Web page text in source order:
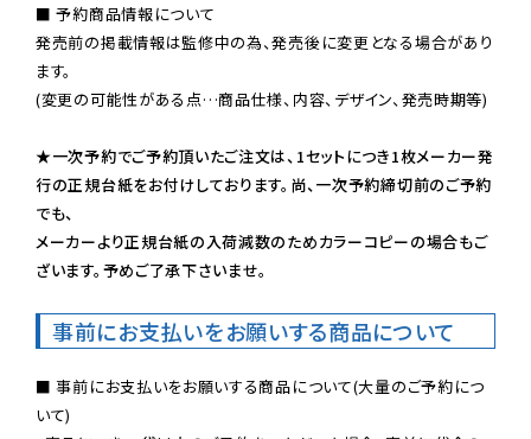
■ 予約商品情報について
発売前の掲載情報は監修中の為、発売後に変更となる場合があり
ます。
(変更の可能性がある点…商品仕様、内容、デザイン、発売時期等)
★一次予約でご予約頂いたご注文は、1セットにつき1枚メーカー発
行の正規台紙をお付けしております。尚、一次予約締切前のご予約
でも、
メーカーより正規台紙の入荷減数のためカラーコピーの場合もご
ざいます。予めご了承下さいませ。
事前にお支払いをお願いする商品について
■ 事前にお支払いをお願いする商品について(大量のご予約につ
いて)